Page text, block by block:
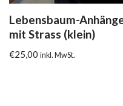
Lebensbaum-
mit Strass (klein)
€25,00 inkl. MwSt.